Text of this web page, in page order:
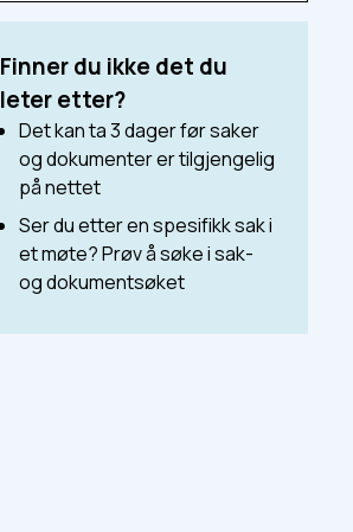
Finner du ikke det du
leter etter?
Det kan ta 3 dager før saker
og dokumenter er tilgjengelig
på nettet
Ser du etter en spesifikk sak i
et møte? Prøv å søke i sak-
og dokumentsøket